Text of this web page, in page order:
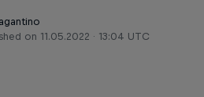
on 11.05.2022 · 13:04 UTC